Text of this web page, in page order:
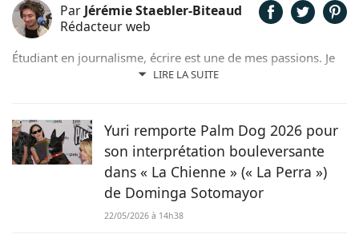
Par Jérémie Staebler-Biteaud
Rédacteur web
LIRE LA SUITE
Étudiant en journalisme, écrire est une de mes passions. Je
vis entouré d'animaux depuis tout petit. Je pense qu'il est
méritent et qu'ils nous procurent au quotidien. Prêter ma
plume à Chien.fr me permet d'y participer activement, en
plus de combiner ces deux passions.
Yuri remporte Palm Dog 2026 pour
son interprétation bouleversante
dans « La Chienne » (« La Perra »)
de Dominga Sotomayor
22/05/2026 à 14h38